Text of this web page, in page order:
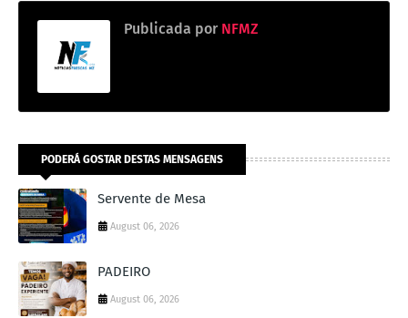
Publicada por NFMZ
PODERÁ GOSTAR DESTAS MENSAGENS
Servente de Mesa
August 06, 2026
PADEIRO
August 06, 2026